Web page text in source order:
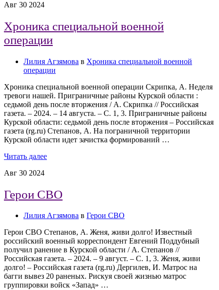
Авг 30 2024
Хроника специальной военной
операции
Лилия Агзямова в Хроника специальной военной
операции
Хроника специальной военной операции Скрипка, А. Неделя
тревоги нашей. Приграничные районы Курской области :
седьмой день после вторжения / А. Скрипка // Российская
газета. – 2024. – 14 августа. – С. 1, 3. Приграничные районы
Курской области: седьмой день после вторжения – Российская
газета (rg.ru) Степанов, А. На пограничной территории
Курской области идет зачистка формирований …
Читать далее
Авг 30 2024
Герои СВО
Лилия Агзямова в ​​​​​​​Герои СВО
Герои СВО Степанов, А. Женя, живи долго! Известный
российский военный корреспондент Евгений Поддубный
получил ранение в Курской области / А. Степанов //
Российская газета. – 2024. – 9 август. – С. 1, 3. Женя, живи
долго! – Российская газета (rg.ru) Дергилев, И. Матрос на
багги вывез 20 раненых. Рискуя своей жизнью матрос
группировки войск «Запад» …